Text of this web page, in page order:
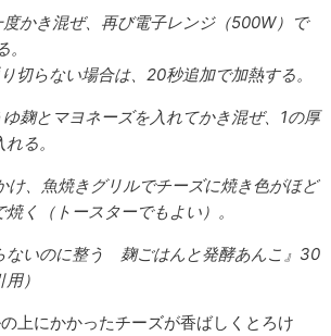
かき混ぜ、再び電子レンジ（500W）で
切らない場合は、20秒追加で加熱する。
麹とマヨネーズを入れてかき混ぜ、1の厚
る。
け、魚焼きグリルでチーズに焼き色がほど
く（トースターでもよい）。
ないのに整う 麹ごはんと発酵あんこ』30
）
上にかかったチーズが香ばしくとろけ